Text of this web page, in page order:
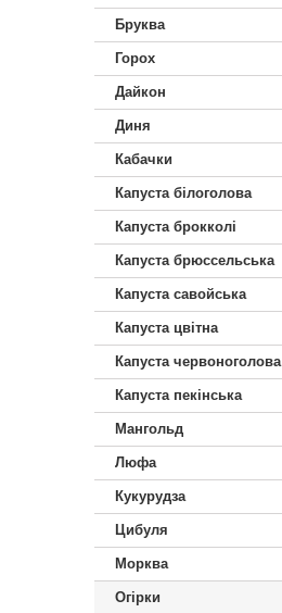
Бруква
Горох
Дайкон
Диня
Кабачки
Капуста білоголова
Капуста брокколі
Капуста брюссельська
Капуста савойська
Капуста цвітна
Капуста червоноголова
Капуста пекінська
Мангольд
Люфа
Кукурудза
Цибуля
Морква
Огірки